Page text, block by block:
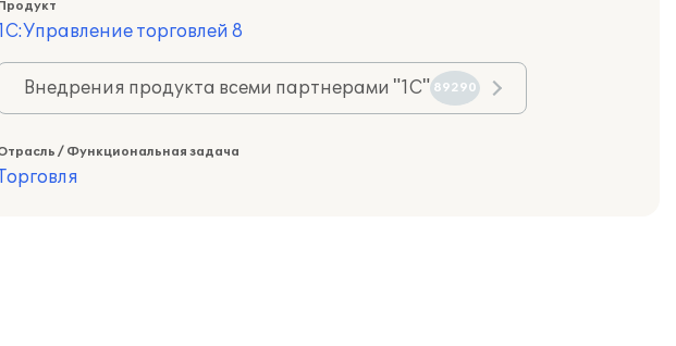
торговлей 8
Внедрения продукта всеми партнерами "1С" 89290
/ Функциональная задача